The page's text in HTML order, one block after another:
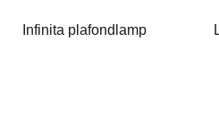
Infinita plafondlamp